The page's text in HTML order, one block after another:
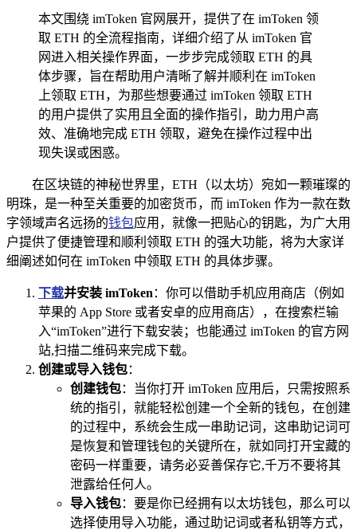
本文围绕 imToken 官网展开，提供了在 imToken 领
取 ETH 的全流程指南，详细介绍了从 imToken 官
网进入相关操作界面，一步步完成领取 ETH 的具
体步骤，旨在帮助用户清晰了解并顺利在 imToken
上领取 ETH，为那些想要通过 imToken 领取 ETH
的用户提供了实用且全面的操作指引，助力用户高
效、准确地完成 ETH 领取，避免在操作过程中出
现失误或困惑。
在区块链的神秘世界里，ETH（以太坊）宛如一颗璀璨的
明珠，是一种至关重要的加密货币，而 imToken 作为一款在数
字领域声名远扬的钱包应用，就像一把贴心的钥匙，为广大用
户提供了便捷管理和顺利领取 ETH 的强大功能，将为大家详
细阐述如何在 imToken 中领取 ETH 的具体步骤。
下载并安装 imToken ：你可以借助手机应用商店（例如
苹果的 App Store 或者安卓的应用商店），在搜索栏输
入“imToken”进行下载安装；也能通过 imToken 的官方网
站,扫描二维码来完成下载。
创建或导入钱包：
创建钱包：当你打开 imToken 应用后，只需按照系
统的指引，就能轻松创建一个全新的钱包，在创建
的过程中，系统会生成一串助记词，这串助记词可
是恢复和管理钱包的关键所在，就如同打开宝藏的
密码一样重要，请务必妥善保存它,千万不要将其
泄露给任何人。
导入钱包：要是你已经拥有以太坊钱包，那么可以
选择使用导入功能，通过助记词或者私钥等方式，